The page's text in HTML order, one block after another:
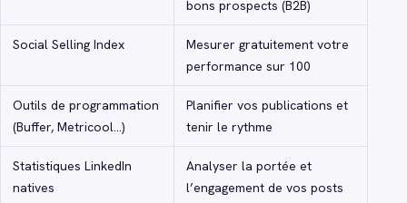
bons prospects (B2B)
Social Selling Index
Mesurer gratuitement votre
performance sur 100
Outils de programmation
(Buffer, Metricool…)
Planifier vos publications et
tenir le rythme
Statistiques LinkedIn
natives
Analyser la portée et
l’engagement de vos posts